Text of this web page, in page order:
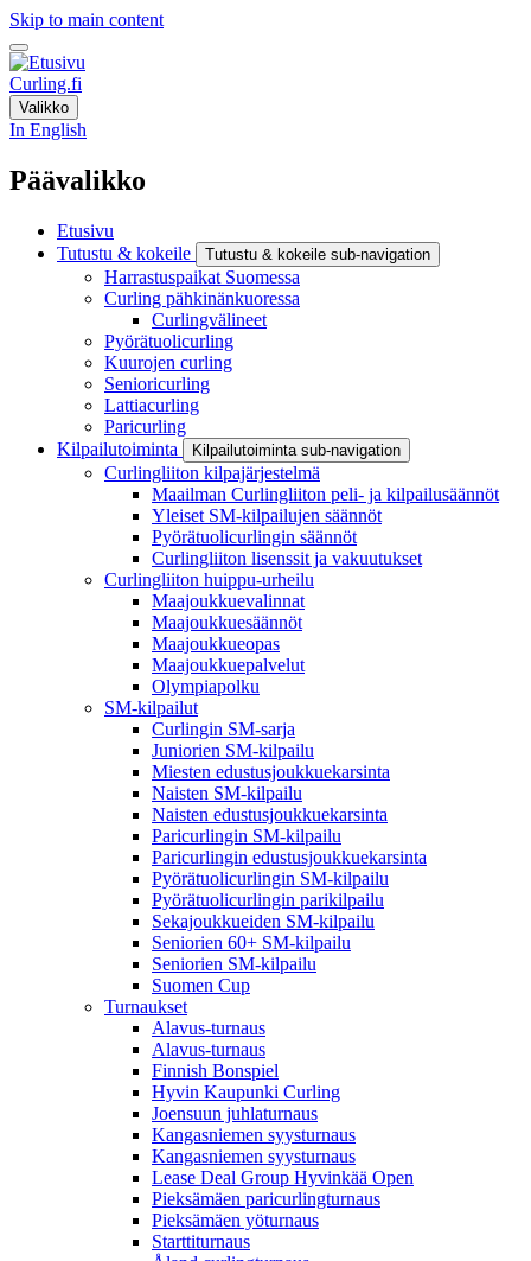
Skip to main content
Curling.fi
Valikko
In English
Päävalikko
Etusivu
Tutustu & kokeile
Tutustu & kokeile sub-navigation
Harrastuspaikat Suomessa
Curling pähkinänkuoressa
Curlingvälineet
Pyörätuolicurling
Kuurojen curling
Senioricurling
Lattiacurling
Paricurling
Kilpailutoiminta
Kilpailutoiminta sub-navigation
Curlingliiton kilpajärjestelmä
Maailman Curlingliiton peli- ja kilpailusäännöt
Yleiset SM-kilpailujen säännöt
Pyörätuolicurlingin säännöt
Curlingliiton lisenssit ja vakuutukset
Curlingliiton huippu-urheilu
Maajoukkuevalinnat
Maajoukkuesäännöt
Maajoukkueopas
Maajoukkuepalvelut
Olympiapolku
SM-kilpailut
Curlingin SM-sarja
Juniorien SM-kilpailu
Miesten edustusjoukkuekarsinta
Naisten SM-kilpailu
Naisten edustusjoukkuekarsinta
Paricurlingin SM-kilpailu
Paricurlingin edustusjoukkuekarsinta
Pyörätuolicurlingin SM-kilpailu
Pyörätuolicurlingin parikilpailu
Sekajoukkueiden SM-kilpailu
Seniorien 60+ SM-kilpailu
Seniorien SM-kilpailu
Suomen Cup
Turnaukset
Alavus-turnaus
Alavus-turnaus
Finnish Bonspiel
Hyvin Kaupunki Curling
Joensuun juhlaturnaus
Kangasniemen syysturnaus
Kangasniemen syysturnaus
Lease Deal Group Hyvinkää Open
Pieksämäen paricurlingturnaus
Pieksämäen yöturnaus
Starttiturnaus